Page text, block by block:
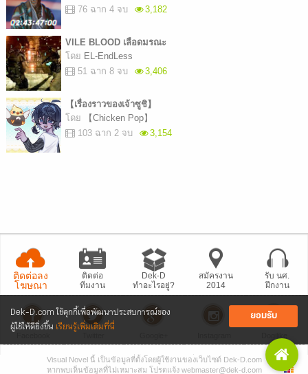
Dek-D.com ใช้คุกกี้เพื่อพัฒนาประสบการณ์ของ
ผู้ใช้ให้ดียิ่งขึ้น เรียนรู้เพิ่มเติมที่นี่
ยอมรับ
76 ฉาก 4 จบ
3,182
VILE BLOOD เลือดมรณะ
โดย EL-EndLess
51 ฉาก 8 จบ
3,406
【เรื่องราวของเจ้าซูชิ】
โดย
【Chicken Pop】
103 ฉาก 2 จบ
3,154
ติดต่อลง
โฆษณา
ติดต่อ
ทีมงาน
Dek-D
ทำอะไรอยู่?
สมัครงาน
2014
รับ นศ.
ฝึกงาน
• แจ้งปัญหาเว็บไซต์ • Dek-D เป็นข่าว
• เที่ยวออฟฟิศ Dek-D
Copyright © 1999 - 2026 by Dek-D Interactive Co.,Ltd.
Visual Novel นี้ เป็นข้อมูลที่ตั้งโดยผู้ใช้งานของเว็บไซต์ Dek-D.com
หากพบเห็นข้อมูลที่ไม่เหมาะสม โปรดแจ้ง webmaster@dek-d.com